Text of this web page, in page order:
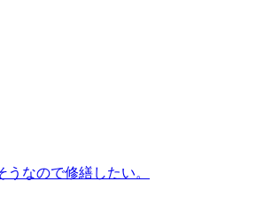
なので修繕したい。